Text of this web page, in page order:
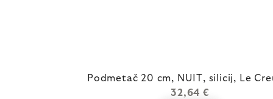
Podmetač 20 cm, NUIT, silicij, Le
32,64 €